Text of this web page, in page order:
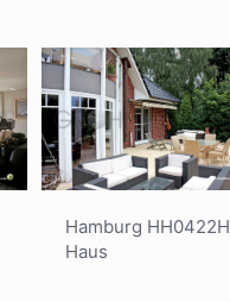
Hamburg HH0422H
Haus